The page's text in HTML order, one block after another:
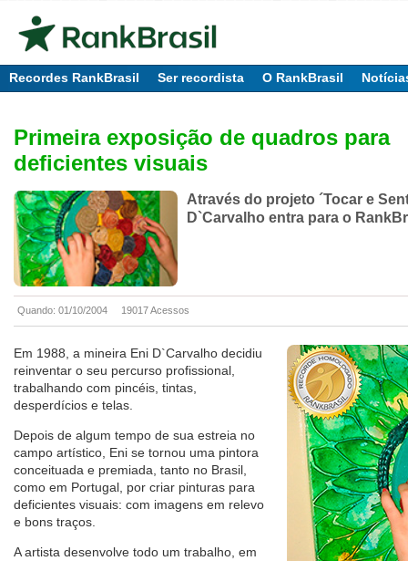
Recordes RankBrasil Ser recordista O RankBrasil
Primeira exposição de quadros para
deficientes visuais
Através do projeto ´Tocar e
D`Carvalho entra para o
Quando: 01/10/2004 19017 Acessos
Em 1988, a mineira Eni D`Carvalho decidiu
reinventar o seu percurso profissional,
trabalhando com pincéis, tintas,
desperdícios e telas.
Depois de algum tempo de sua estreia no
campo artístico, Eni se tornou uma pintora
conceituada e premiada, tanto no Brasil,
como em Portugal, por criar pinturas para
deficientes visuais: com imagens em relevo
e bons traços.
A artista desenvolve todo um trabalho, em